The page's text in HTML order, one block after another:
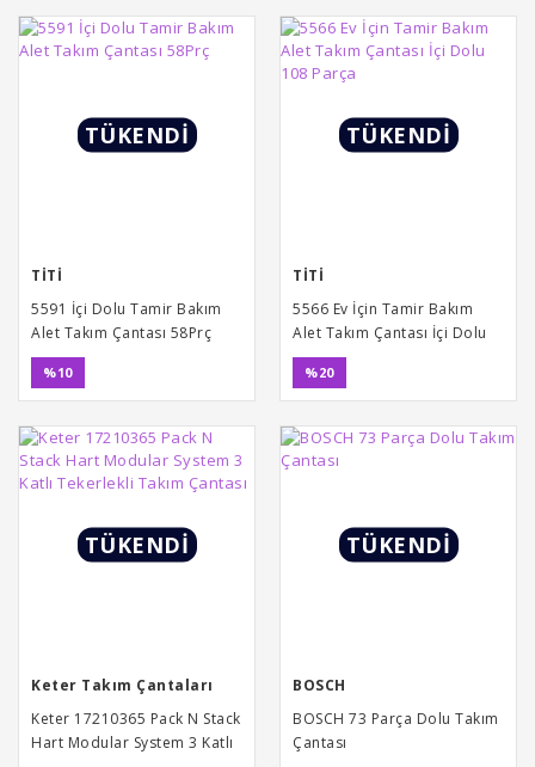
TÜKENDİ
TİTİ
5591 İçi Dolu Tamir Bakım
Alet Takım Çantası 58Prç
%10
TÜKENDİ
TİTİ
5566 Ev İçin Tamir Bakım
Alet Takım Çantası İçi Dolu
108 Parça
%20
TÜKENDİ
Keter Takım Çantaları
Keter 17210365 Pack N Stack
Hart Modular System 3 Katlı
TÜKENDİ
BOSCH
BOSCH 73 Parça Dolu Takım
Çantası